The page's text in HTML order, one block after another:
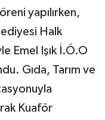
yapılırken,
Halk
Emel Işık İ.Ö.O
Gıda, Tarım ve
Kuaför